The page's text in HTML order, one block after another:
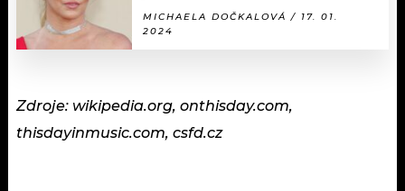
MICHAELA DOČKALOVÁ / 17. 01.
2024
Zdroje: wikipedia.org, onthisday.com,
thisdayinmusic.com, csfd.cz